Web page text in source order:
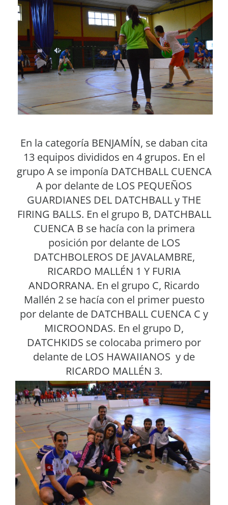
En la categoría BENJAMÍN, se daban cita
13 equipos divididos en 4 grupos. En el
grupo A se imponía DATCHBALL CUENCA
A por delante de LOS PEQUEÑOS
GUARDIANES DEL DATCHBALL y THE
FIRING BALLS. En el grupo B, DATCHBALL
CUENCA B se hacía con la primera
posición por delante de LOS
DATCHBOLEROS DE JAVALAMBRE,
RICARDO MALLÉN 1 Y FURIA
ANDORRANA. En el grupo C, Ricardo
Mallén 2 se hacía con el primer puesto
por delante de DATCHBALL CUENCA C y
MICROONDAS. En el grupo D,
DATCHKIDS se colocaba primero por
delante de LOS HAWAIIANOS y de
RICARDO MALLÉN 3.